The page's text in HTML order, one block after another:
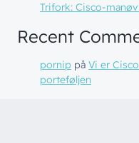
Trifork: Cisco-
Recent
pornip på Vi er
porteføljen